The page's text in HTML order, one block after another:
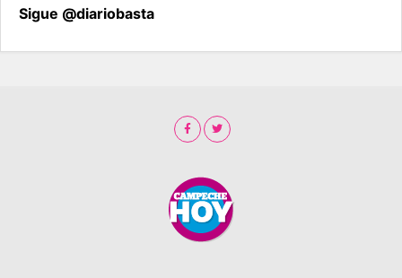
Sigue @diariobasta